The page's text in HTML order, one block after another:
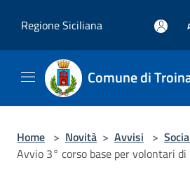
Regione Siciliana
Comune di
Home > Novità > Avvisi >
Avvio 3° corso base per volontari